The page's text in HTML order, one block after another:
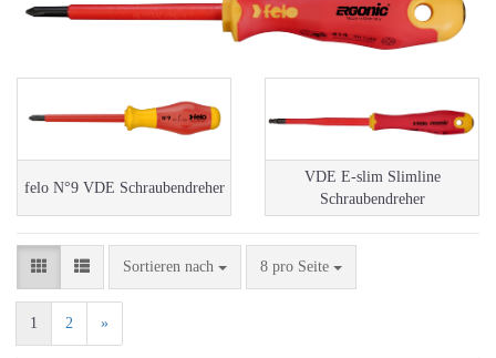
felo N°9 VDE Schraubendreher
VDE E-slim Slimline
Schraubendreher
Sortieren nach
Sortieren nach 8 pro Seite
pro Seite
1 2 »